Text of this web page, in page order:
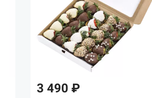
3 490 ₽